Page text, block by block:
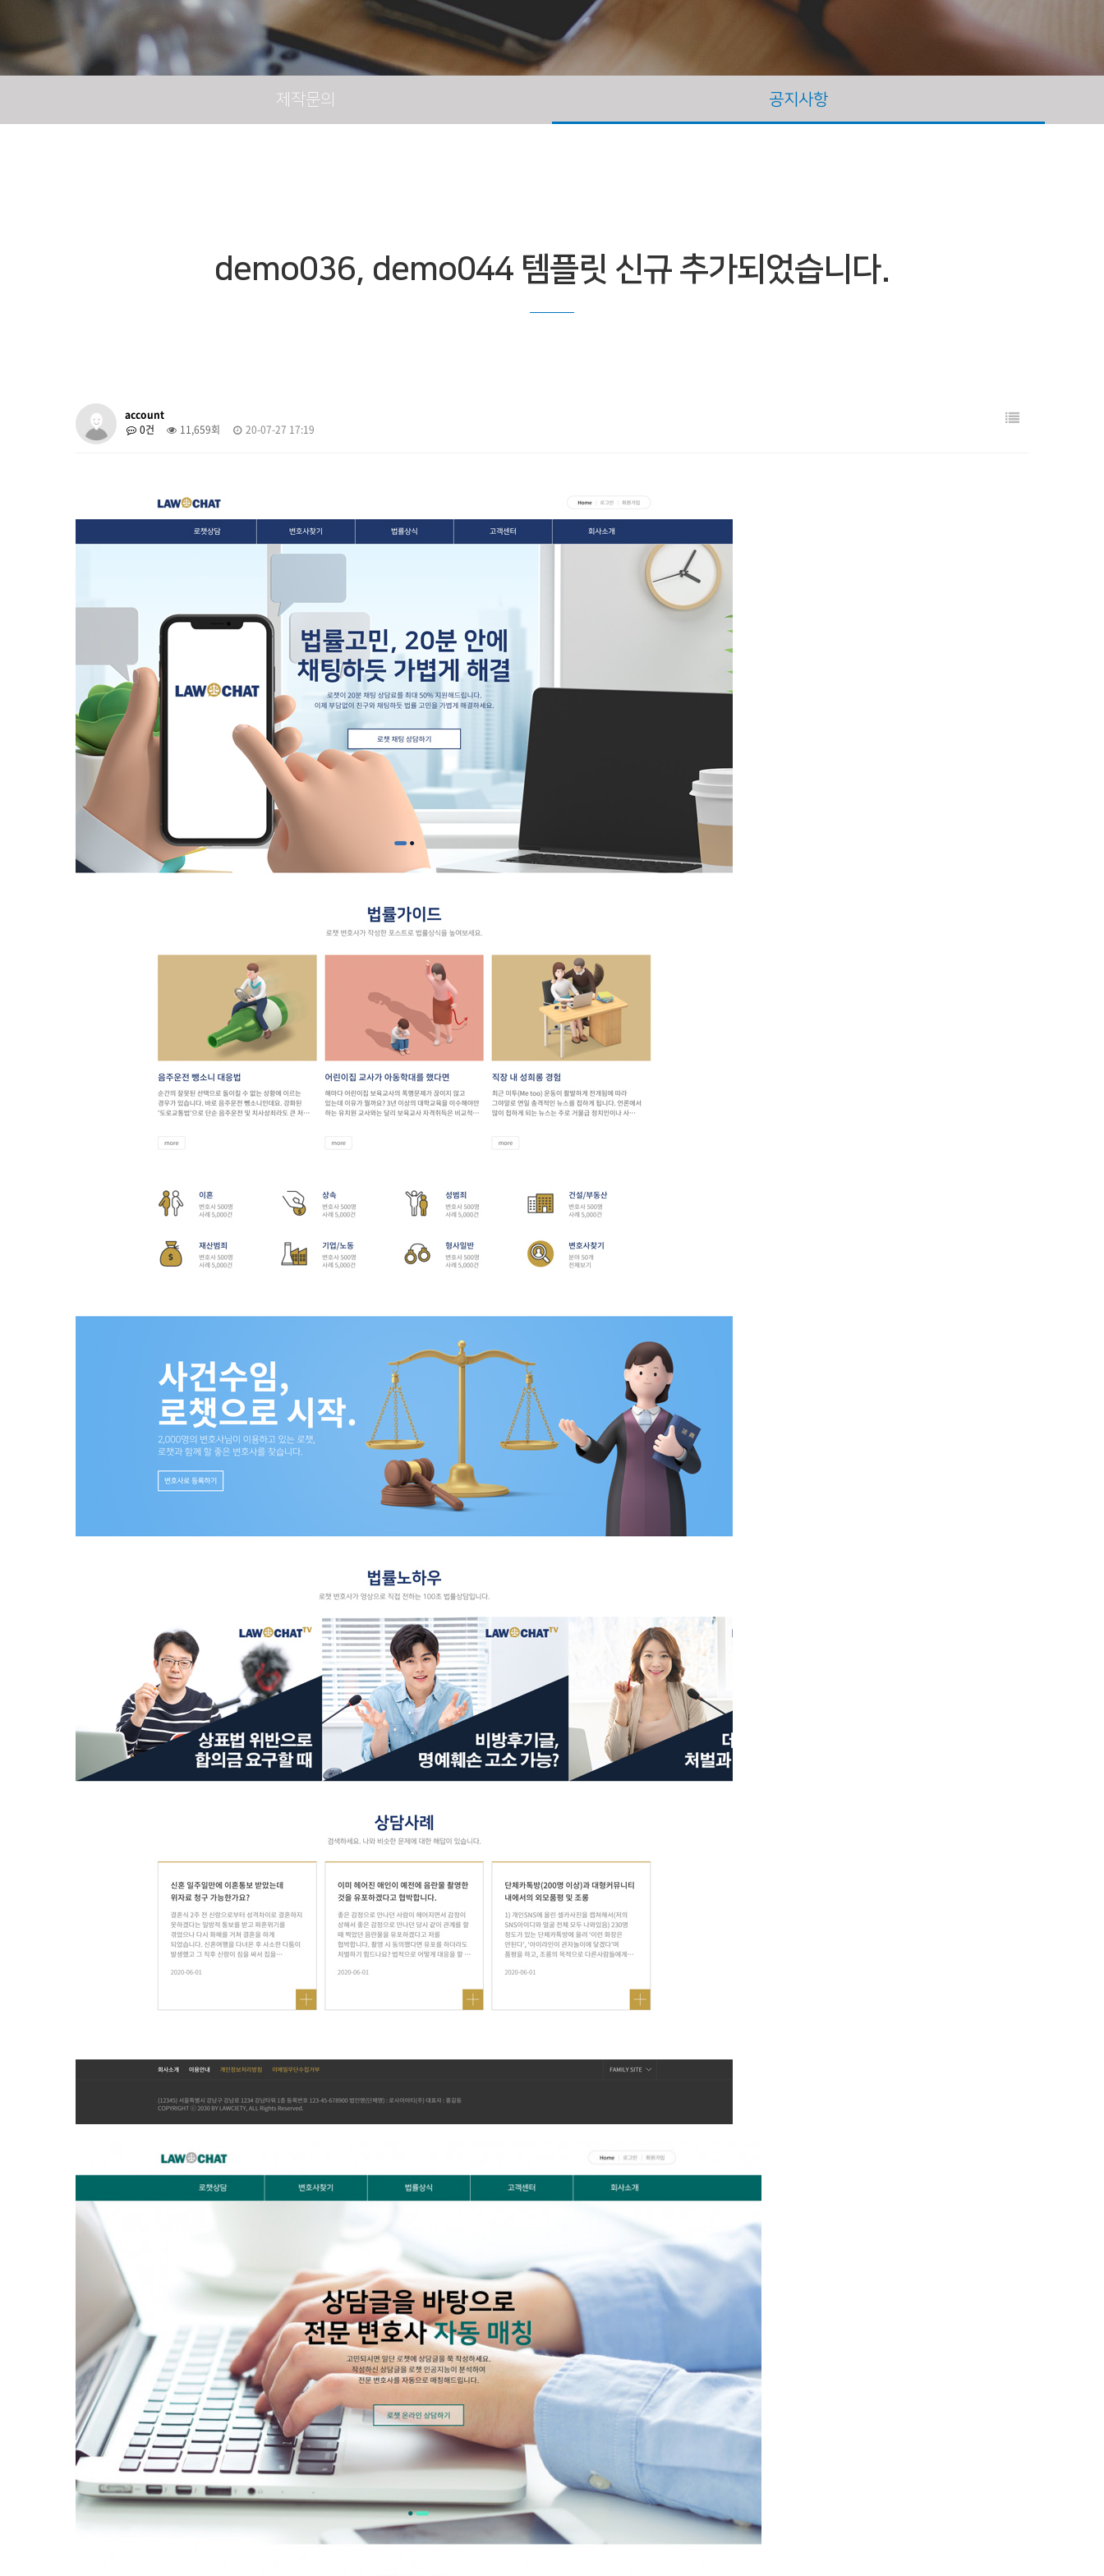
제작문의 공지사항
demo036, demo044 템플릿 신규 추가되었습니다.
account
0건
11,659회 20-07-27 17:19